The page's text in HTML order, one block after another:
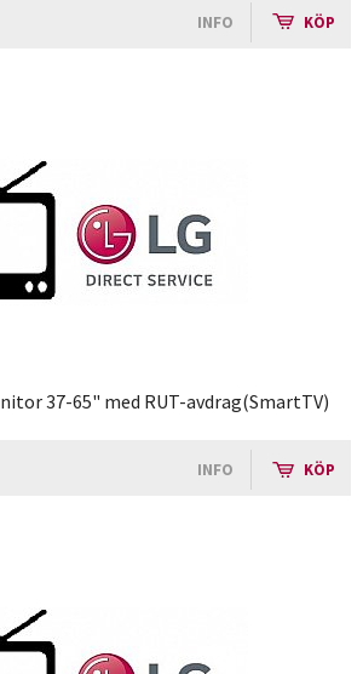
INFO KÖP
37-65" med RUT-avdrag(SmartTV)
INFO KÖP